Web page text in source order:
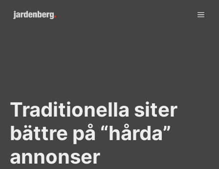
Traditionella siter
bättre på “hårda”
annonser